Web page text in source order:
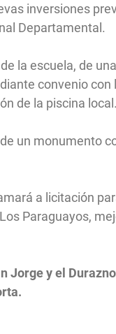
inversiones
Departamental.
la escuela, de
convenio con
de la piscina local.
un monumento
a licitación
Paraguayos,
Jorge y el